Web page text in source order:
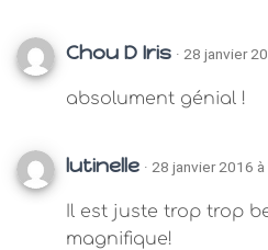
Chou D Iris · 28 janvier
absolument génial !
lutinelle · 28 janvier 2016
Il est juste trop trop
magnifique!